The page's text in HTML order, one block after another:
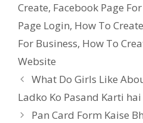
Create, Facebook Page
Page Login, How To
For Business, How To
Website
What Do Girls Like
Ladko Ko Pasand Karti hai
Pan Card Form Kaise